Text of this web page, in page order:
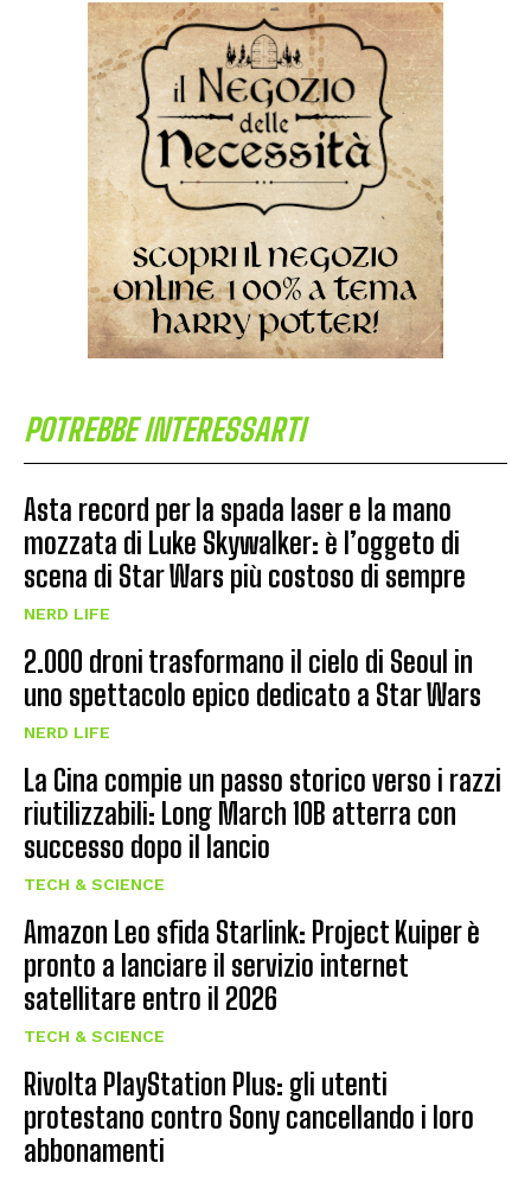
POTREBBE INTERESSARTI
Asta record per la spada laser e la mano
mozzata di Luke Skywalker: è l’oggeto di
scena di Star Wars più costoso di sempre
NERD LIFE
2.000 droni trasformano il cielo di Seoul in
uno spettacolo epico dedicato a Star Wars
NERD LIFE
La Cina compie un passo storico verso i razzi
riutilizzabili: Long March 10B atterra con
successo dopo il lancio
TECH & SCIENCE
Amazon Leo sfida Starlink: Project Kuiper è
pronto a lanciare il servizio internet
satellitare entro il 2026
TECH & SCIENCE
Rivolta PlayStation Plus: gli utenti
protestano contro Sony cancellando i loro
abbonamenti